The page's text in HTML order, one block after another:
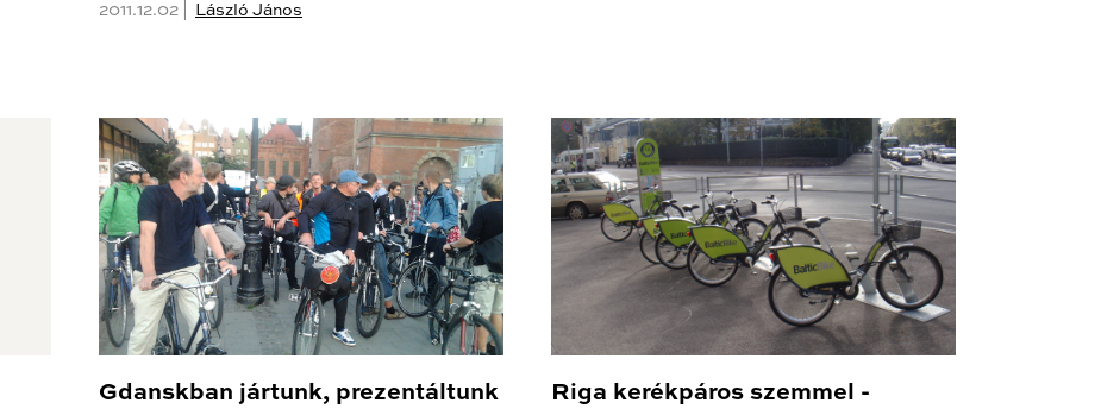
2011.12.02 | László János
Gdanskban jártunk, prezentáltunk
Riga kerékpáros szemmel -